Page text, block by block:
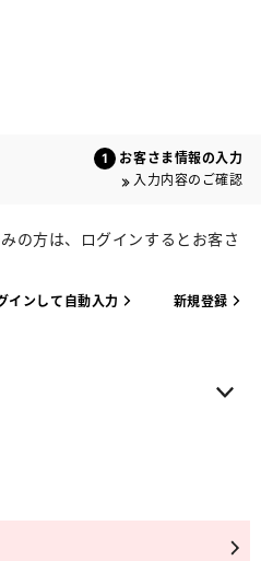
お客さま情報の入力
入力内容のご確認
の方は、ログインするとお客さ
インして自動入力 新規登録